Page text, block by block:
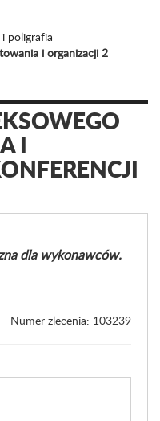
poligrafia
i organizacji 2
I
dla wykonawców.
Numer zlecenia: 103239